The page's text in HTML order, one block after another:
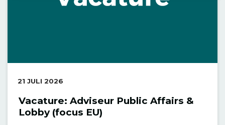
DATUM:
21 JULI 2026
Vacature: Adviseur Public Affairs &
Lobby (focus EU)